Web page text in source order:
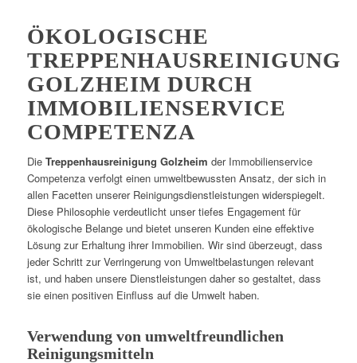
ÖKOLOGISCHE
TREPPENHAUSREINIGUNG
GOLZHEIM DURCH
IMMOBILIENSERVICE
COMPETENZA
Die Treppenhausreinigung Golzheim der Immobilienservice
Competenza verfolgt einen umweltbewussten Ansatz, der sich in
allen Facetten unserer Reinigungsdienstleistungen widerspiegelt.
Diese Philosophie verdeutlicht unser tiefes Engagement für
ökologische Belange und bietet unseren Kunden eine effektive
Lösung zur Erhaltung ihrer Immobilien. Wir sind überzeugt, dass
jeder Schritt zur Verringerung von Umweltbelastungen relevant
ist, und haben unsere Dienstleistungen daher so gestaltet, dass
sie einen positiven Einfluss auf die Umwelt haben.
Verwendung von umweltfreundlichen
Reinigungsmitteln